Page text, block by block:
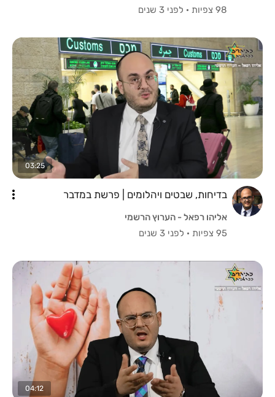
98 צפיות
· לפני 3 שנים
03:25
בדיחות, שבטים ויהלומים | פרשת במדבר
אליהו רפאל - הערוץ הרשמי
95 צפיות
· לפני 3 שנים
04:12